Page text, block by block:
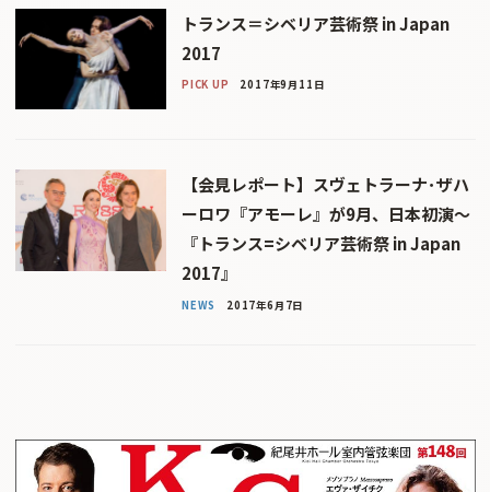
トランス＝シベリア芸術祭 in Japan
2017
PICK UP 2017年9月11日
【会見レポート】スヴェトラーナ･ザハ
ーロワ『アモーレ』が9月、日本初演〜
『トランス=シベリア芸術祭 in Japan
2017』
NEWS 2017年6月7日